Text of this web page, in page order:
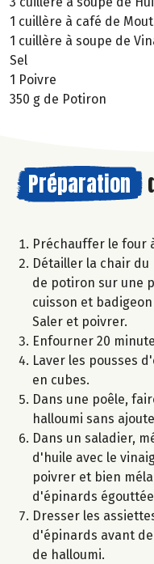
1 cuillère à café de
1 cuillère à soupe de
Sel
1 Poivre
350 g de Potiron
Préparation
Préchauffer le four
Détailler la chair
de potiron sur une
cuisson et
Saler et poivrer.
Enfourner 20
Laver les pousses
en cubes.
Dans une poêle,
halloumi sans
Dans un saladier,
d'huile avec le
poivrer et bien
d'épinards
Dresser les
d'épinards avant
de halloumi.